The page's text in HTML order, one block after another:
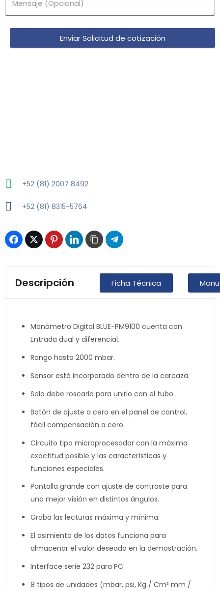
Enviar Solicitud de cotización
+52 (81) 2007 8492
+52 (81) 8315-5764
Descripción Ficha Técnica
Manómetro Digital BLUE-PM9100 cuenta con
Entrada dual y diferencial.
Rango hasta 2000 mbar.
Sensor está incorporado dentro de la carcaza.
Solo debe roscarlo para unirlo con el tubo.
Botón de ajuste a cero en el panel de control,
fácil compensación a cero.
Circuito tipo microprocesador con la máxima
exactitud posible y las características y
funciones especiales.
Pantalla grande con ajuste de contraste para
una mejor visión en distintos ángulos.
Graba las lecturas máxima y mínima.
El asimiento de los datos funciona para
almacenar el valor deseado en la demostración.
Interface serie 232 para PC.
8 tipos de unidades (mbar, psi, Kg / Cm² mm /